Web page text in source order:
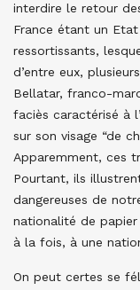
interdire le retour
France étant un
ressortissants,
d’entre eux,
Bellatar, franco-
faciès caractérisé à
sur son visage “de
Apparemment, ces
Pourtant, ils
dangereuses de
nationalité de
à la fois, à une
On peut certes se